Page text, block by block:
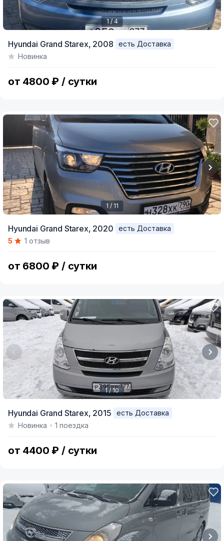
of
1 / 4
Hyundai Grand Starex, 2008
есть Доставка
Новинка
от 4800 ₽ / сутки
of
1 / 11
Hyundai Grand Starex, 2020
есть Доставка
5
1 отзыв
от 6800 ₽ / сутки
of
1 / 10
Hyundai Grand Starex, 2015
есть Доставка
Новинка
1 поездка
от 4400 ₽ / сутки